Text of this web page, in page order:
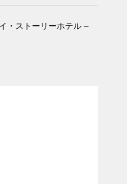
・ストーリーホテル –